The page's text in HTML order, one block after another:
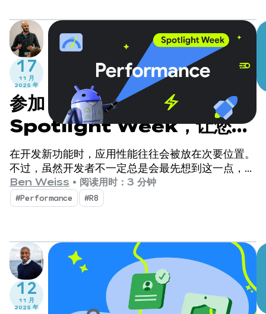
17
11 月
2025 年
参加 Android 性能
Spotlight Week，让您的
应用快速步入正轨！
在开发新功能时，应用性能往往会被放在次要位置。
不过，虽然开发者不一定总是会最先想到这一点，但
用户可以清楚地看到应用的性能在哪些方面落后。
Ben Weiss • 阅读用时：3 分钟
#Performance #R8
12
11 月
2025 年